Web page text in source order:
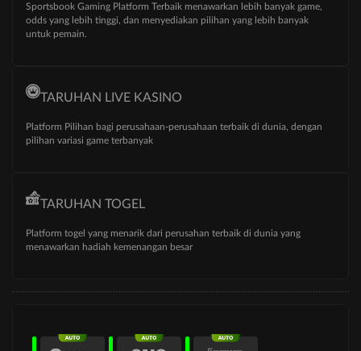
Sportsbook Gaming Platform Terbaik menawarkan lebih banyak game,
odds yang lebih tinggi, dan menyediakan pilihan yang lebih banyak
untuk pemain.
TARUHAN LIVE KASINO
Platform Pilihan bagi perusahaan-perusahaan terbaik di dunia, dengan
pilihan variasi game terbanyak
TARUHAN TOGEL
Platform togel yang menarik dari perusahan terbaik di dunia yang
menawarkan hadiah kemenangan besar